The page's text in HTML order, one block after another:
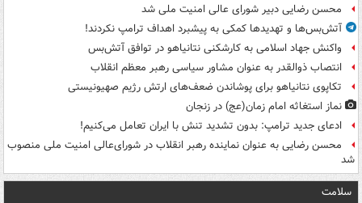
محسن رضایی دبیر شورای عالی امنیت ملی شد
آتش‌بس‌ها و تهدیدها کمکی به پیشبرد اهداف ترامپ نکردند!
واکنش جهاد اسلامی به کارشکنی نتانیاهو در توافق آتش‌بس
انتصاب ذوالقدر به عنوان مشاور سیاسی رهبر معظم انقلاب
تکاپوی نتانیاهو برای پوشاندن ضعف‌های ارتش رژیم صهیونیستی
نماز استغاثه امام زمان(عج) در زنجان
ادعای جدید ترامپ: بدون تشدید تنش با ایران تعامل می‌کنیم!
محسن رضایی به عنوان نماینده رهبر انقلاب در شورای‌عالی امنیت ملی منصوب
شد
سلامت